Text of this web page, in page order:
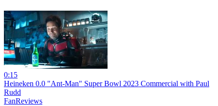
0:15
Heineken 0.0 "Ant-Man" Super Bowl 2023 Commercial with Paul
Rudd
FanReviews